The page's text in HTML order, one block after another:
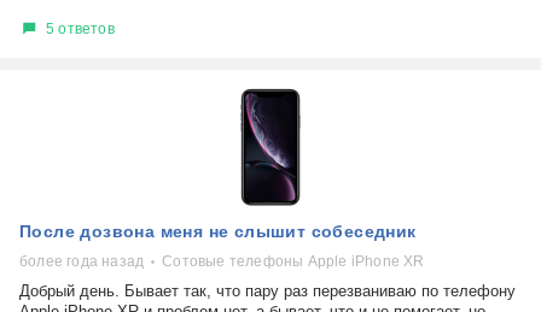
5 ответов
После дозвона меня не слышит собеседник
более года назад Сотовые телефоны Apple iPhone XR
Добрый день. Бывает так, что пару раз перезваниваю по телефону